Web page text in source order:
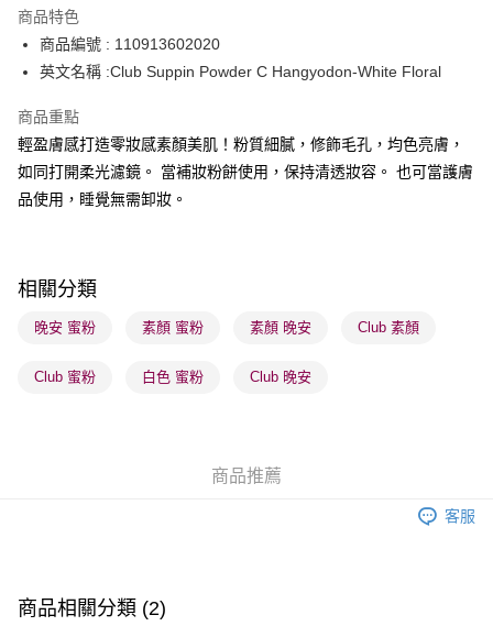
PayMe
WeChat Pay
BoC Pay
送貨方式
順豐自助櫃 - 確認發貨後1-3個工作天送達
順豐站及營業點 - 確認發貨後1-3個工作天送達
物流公司進行物流配送
取。逾期會取消訂單，並不會安排重寄
每筆HK$20.00，滿HK$100.00或以上免運費
商品特色
商品編號 : 110913602020
英文名稱 :Club Suppin Powder C Hangyodon-White Floral
商品重點
輕盈膚感打造零妝感素顏美肌！粉質細膩，修飾毛孔，均色亮膚，
如同打開柔光濾鏡。 當補妝粉餅使用，保持清透妝容。 也可當護膚
品使用，睡覺無需卸妝。
相關分類
晚安 蜜粉 素顏 蜜粉 素顏 晚安 Club 素顏
Club 蜜粉 白色 蜜粉 Club 晚安
商品推薦
客服
商品相關分類 (2)